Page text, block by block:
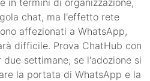
chat, ma l'effetto rete
affezionati a WhatsApp,
difficile. Prova ChatHub con
settimane; se l'adozione si
la portata di WhatsApp e la